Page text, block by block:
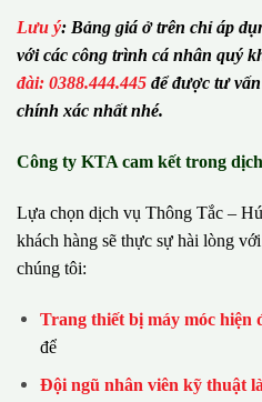
Lưu ý: Bảng giá ở trên chỉ áp
với các công trình cá nhân quý
đài: 0388.444.445 để được tư
chính xác nhất nhé.
Công ty KTA cam kết trong
Lựa chọn dịch vụ Thông Tắc –
khách hàng sẽ thực sự hài lòng
chúng tôi:
Trang thiết bị máy móc hiện
để
Đội ngũ nhân viên kỹ thuật